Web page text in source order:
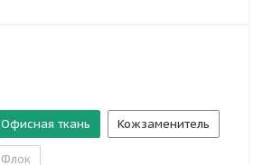
Офисная ткань Кожзаменитель
Флок